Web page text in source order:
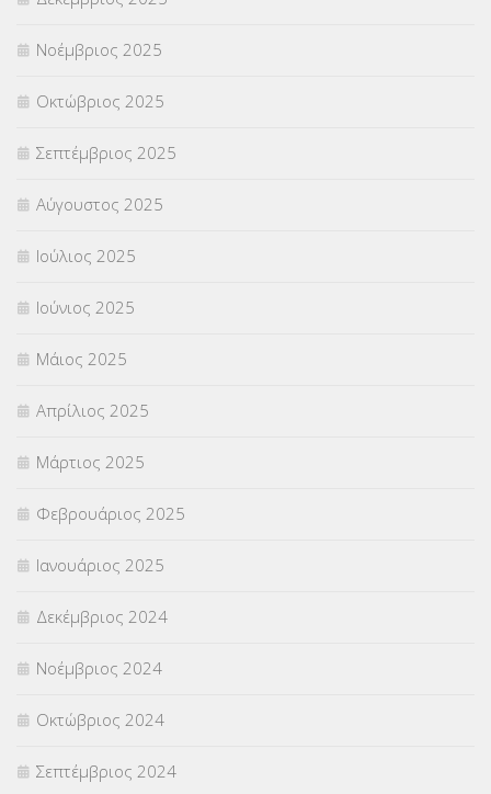
ΥΠΕΡΑΡΙΘΜΟΙ(1)
ΥΠΟΤΡΟΦΙΕΣ(28)
ΦΥΣΙΚΗ ΑΓΩΓΗ(692)
Χωρίς κατηγορία
Νοέμβριος 2025
Οκτώβριος 2025
Σεπτέμβριος 2025
Αύγουστος 2025
Ιούλιος 2025
Ιούνιος 2025
Μάιος 2025
Απρίλιος 2025
Μάρτιος 2025
Φεβρουάριος 2025
Ιανουάριος 2025
Δεκέμβριος 2024
Νοέμβριος 2024
Οκτώβριος 2024
Σεπτέμβριος 2024